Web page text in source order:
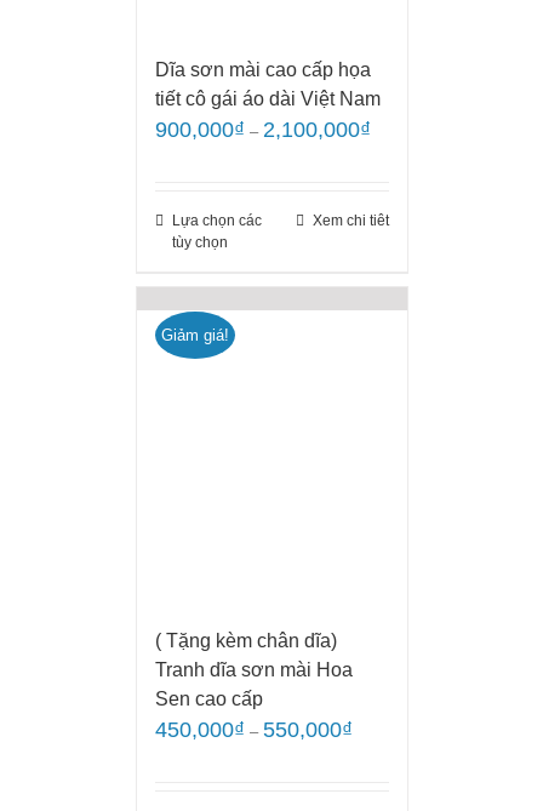
Dĩa sơn mài cao cấp họa
tiết cô gái áo dài Việt Nam
900,000₫ – 2,100,000₫
Lựa chọn các
tùy chọn
Xem chi tiêt
Giảm giá!
( Tặng kèm chân dĩa)
Tranh dĩa sơn mài Hoa
Sen cao cấp
450,000₫ – 550,000₫